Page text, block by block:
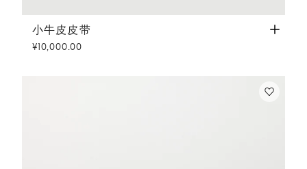
小牛皮皮带 深棕色
小牛皮皮带
¥10,000.00